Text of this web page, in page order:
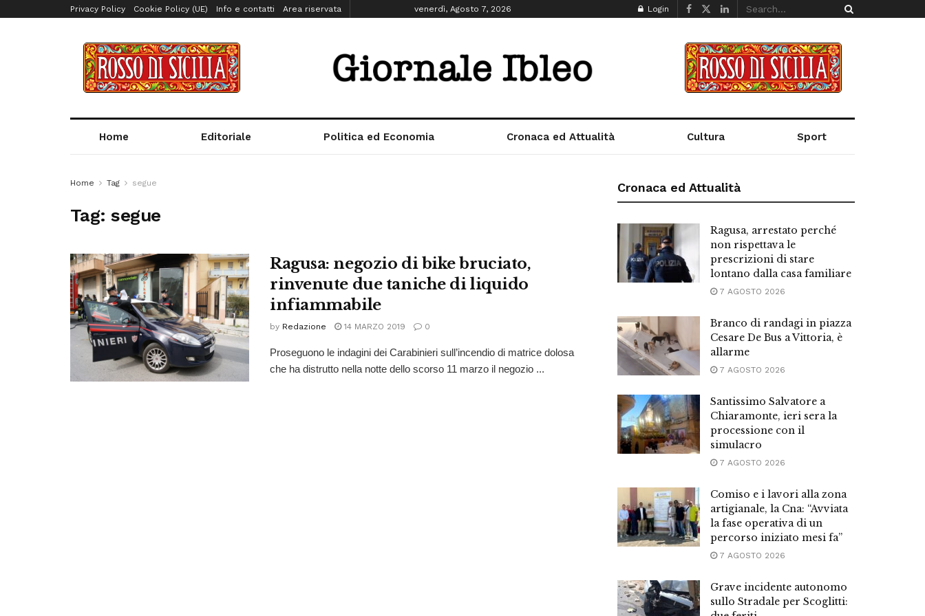
Privacy Policy Cookie Policy (UE) Info e contatti Area riservata venerdì, Agosto 7, 2026 Login
Home Editoriale Politica ed Economia Cronaca ed Attualità Cultura Sport
Home Tag segue
Tag:segue
Ragusa: negozio di bike bruciato,
rinvenute due taniche di liquido
infiammabile
by Redazione 14 MARZO 2019 0
Proseguono le indagini dei Carabinieri sull’incendio di matrice dolosa
che ha distrutto nella notte dello scorso 11 marzo il negozio ...
Cronaca ed Attualità
Ragusa, arrestato perché
non rispettava le
prescrizioni di stare
lontano dalla casa familiare
7 AGOSTO 2026
Branco di randagi in piazza
Cesare De Bus a Vittoria, è
allarme
7 AGOSTO 2026
Santissimo Salvatore a
Chiaramonte, ieri sera la
processione con il
simulacro
7 AGOSTO 2026
Comiso e i lavori alla zona
artigianale, la Cna: “Avviata
la fase operativa di un
percorso iniziato mesi fa”
7 AGOSTO 2026
Grave incidente autonomo
sullo Stradale per Scoglitti: